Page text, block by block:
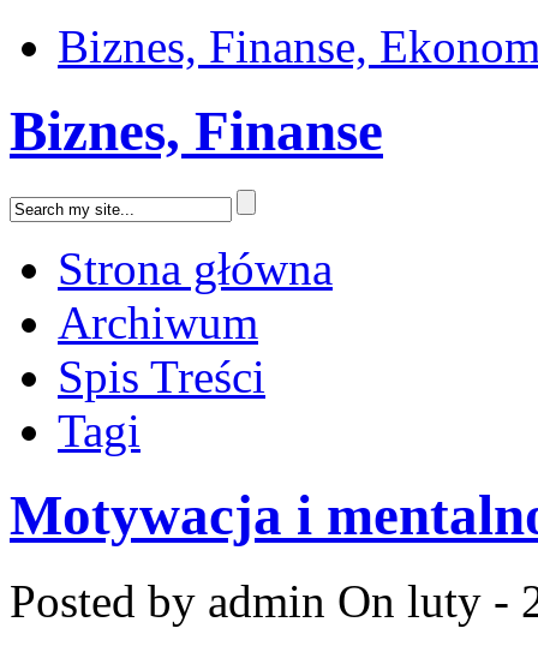
Biznes, Finanse,
Biznes, Finanse
Strona główna
Archiwum
Spis Treści
Tagi
Motywacja i
Posted by admin On luty -